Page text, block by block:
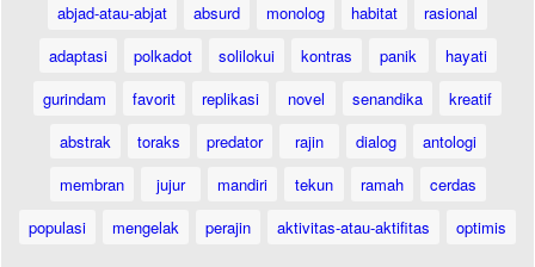
abjad-atau-abjat
absurd monolog habitat
rasional
adaptasi
polkadot solilokui kontras panik
hayati
gurindam
favorit replikasi novel senandika
kreatif
abstrak
toraks predator rajin dialog
antologi
membran
jujur mandiri tekun ramah
cerdas
populasi
mengelak perajin aktivitas-atau-aktifitas optimis